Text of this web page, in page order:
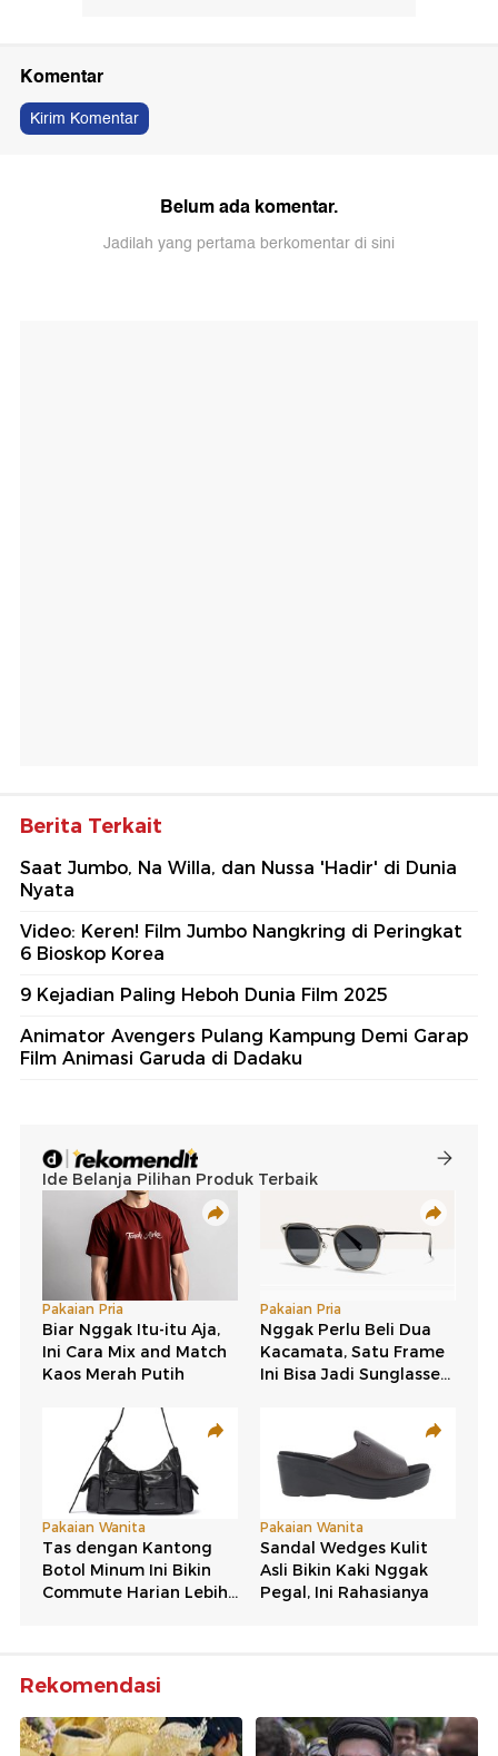
Komentar
Kirim Komentar
Belum ada komentar.
Jadilah yang pertama berkomentar di sini
Berita Terkait
Saat Jumbo, Na Willa, dan Nussa 'Hadir' di Dunia
Nyata
Video: Keren! Film Jumbo Nangkring di Peringkat
6 Bioskop Korea
9 Kejadian Paling Heboh Dunia Film 2025
Animator Avengers Pulang Kampung Demi Garap
Film Animasi Garuda di Dadaku
Rekomendasi